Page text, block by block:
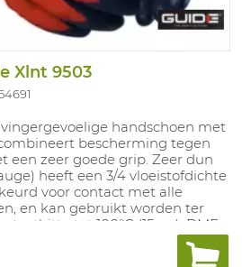
Xlnt 9503
handschoen met
bescherming tegen
een zeer goede grip. Zeer dun
heeft een 3/4 vloeistofdichte
voor contact met alle
en kan gebruikt worden ter
tot 100°C (15sec). DMF-
label en touchscreen functie.